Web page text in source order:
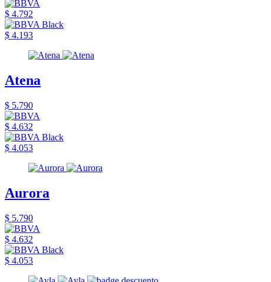
$ 4.792
$ 4.193
Atena
$ 5.790
$ 4.632
$ 4.053
Aurora
$ 5.790
$ 4.632
$ 4.053